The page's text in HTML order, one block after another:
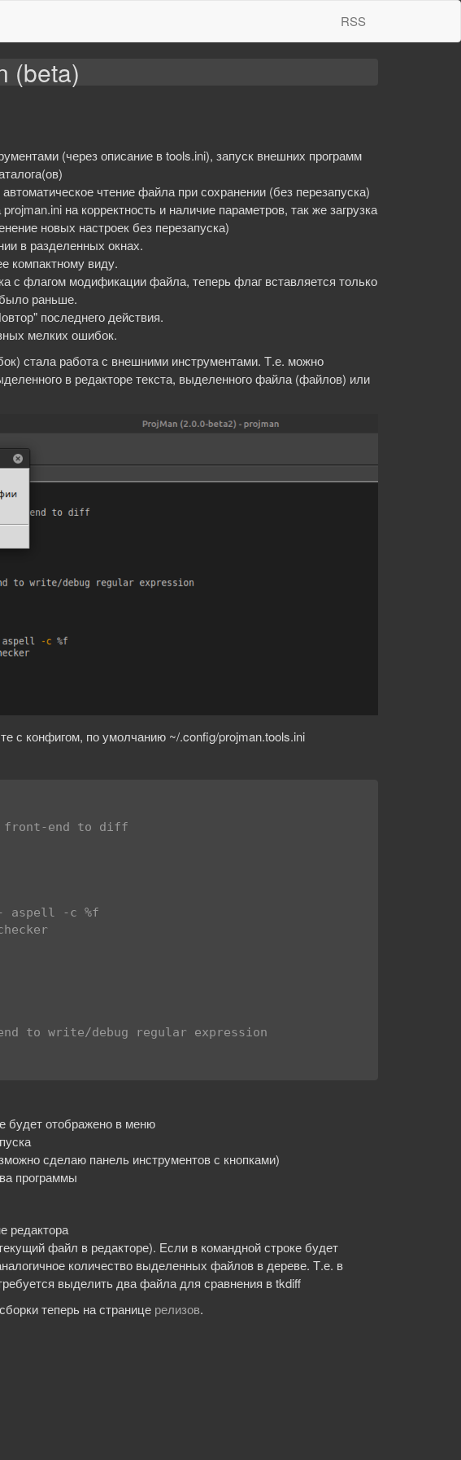
RSS
(beta)
(через описание в tools.ini), запуск внешних программ
чтение файла при сохранении (без перезапуска)
на корректность и наличие параметров, так же загрузка
новых настроек без перезапуска)
в разделенных окнах.
компактному виду.
с флагом модификации файла, теперь флаг вставляется только
раньше.
последнего действия.
мелких ошибок.
стала работа с внешними инструментами. Т.е. можно
в редакторе текста, выделенного файла (файлов) или
с конфигом, по умолчанию ~/.config/projman.tools.ini
front-end to diff
-- aspell -c %f
to write/debug regular expression
будет отображено в меню
сделаю панель инструментов с кнопками)
программы
редактора
файл в редакторе). Если в командной строке будет
количество выделенных файлов в дереве. Т.е. в
выделить два файла для сравнения в tkdiff
теперь на странице релизов.